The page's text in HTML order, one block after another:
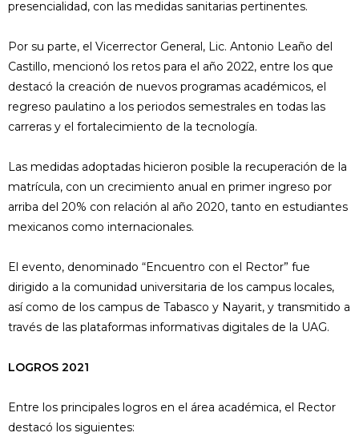
presencialidad, con las medidas sanitarias pertinentes.
Por su parte, el Vicerrector General, Lic. Antonio Leaño del
Castillo, mencionó los retos para el año 2022, entre los que
destacó la creación de nuevos programas académicos, el
regreso paulatino a los periodos semestrales en todas las
carreras y el fortalecimiento de la tecnología.
Las medidas adoptadas hicieron posible la recuperación de la
matrícula, con un crecimiento anual en primer ingreso por
arriba del 20% con relación al año 2020, tanto en estudiantes
mexicanos como internacionales.
El evento, denominado “Encuentro con el Rector” fue
dirigido a la comunidad universitaria de los campus locales,
así como de los campus de Tabasco y Nayarit, y transmitido a
través de las plataformas informativas digitales de la UAG.
LOGROS 2021
Entre los principales logros en el área académica, el Rector
destacó los siguientes: